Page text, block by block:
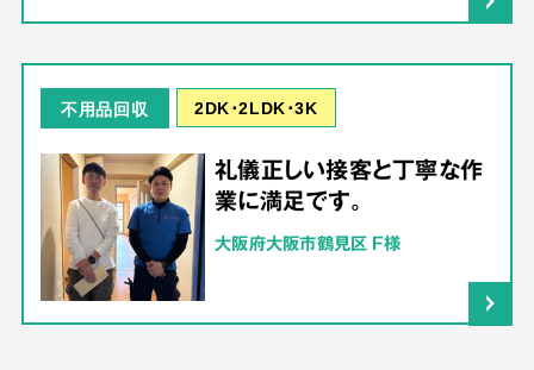
不用品回収 2DK･2LDK･3K
礼儀正しい接客と丁寧な作
業に満足です。
大阪府大阪市鶴見区 F様